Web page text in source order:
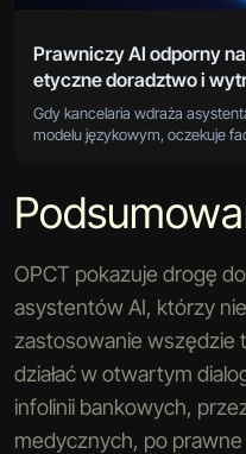
Prawniczy AI odporny
etyczne doradztwo i
Gdy kancelaria wdraża
modelu językowym, oczekuje
OPCT pokazuje drogę
asystentów AI, którzy
zastosowanie wszędzie
działać w otwartym
infolinii bankowych,
medycznych, po